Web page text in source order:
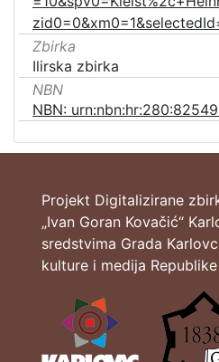
Zbirka
Ilirska zbirka
NBN
NBN:
Projekt Digitalizirane
„Ivan Goran Kovačić“
sredstvima Grada
kulture i medija